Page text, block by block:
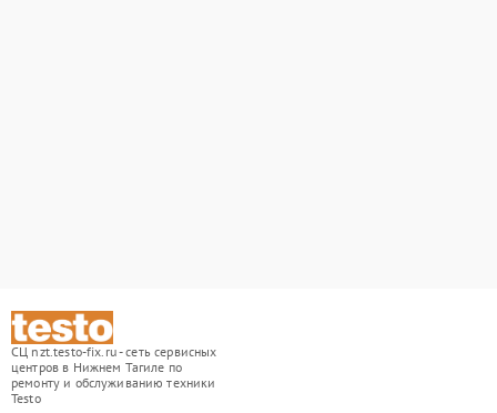
СЦ nzt.testo-fix.ru - сеть сервисных
центров в Нижнем Тагиле по
ремонту и обслуживанию техники
Testo